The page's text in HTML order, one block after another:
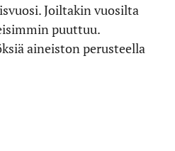
Joiltakin vuosilta
puuttuu.
aineiston perusteella